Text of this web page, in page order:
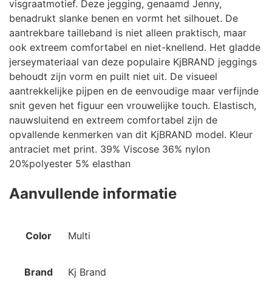
visgraatmotief. Deze jegging, genaamd Jenny,
benadrukt slanke benen en vormt het silhouet. De
aantrekbare tailleband is niet alleen praktisch, maar
ook extreem comfortabel en niet-knellend. Het gladde
jerseymateriaal van deze populaire KjBRAND jeggings
behoudt zijn vorm en puilt niet uit. De visueel
aantrekkelijke pijpen en de eenvoudige maar verfijnde
snit geven het figuur een vrouwelijke touch. Elastisch,
nauwsluitend en extreem comfortabel zijn de
opvallende kenmerken van dit KjBRAND model. Kleur
antraciet met print. 39% Viscose 36% nylon
20%polyester 5% elasthan
Aanvullende informatie
Color Multi
Brand Kj Brand